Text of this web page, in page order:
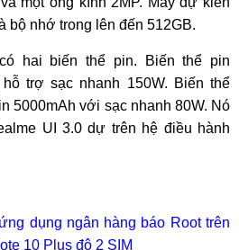
bộ nhớ trong lên đến 512GB.
hai biến thể pin. Biến thể pin
trợ sạc nhanh 150W. Biến thể
5000mAh với sạc nhanh 80W. Nó
UI 3.0 dự trên hệ điều hành
dụng ngân hàng báo Root trên
10 Plus độ 2 SIM